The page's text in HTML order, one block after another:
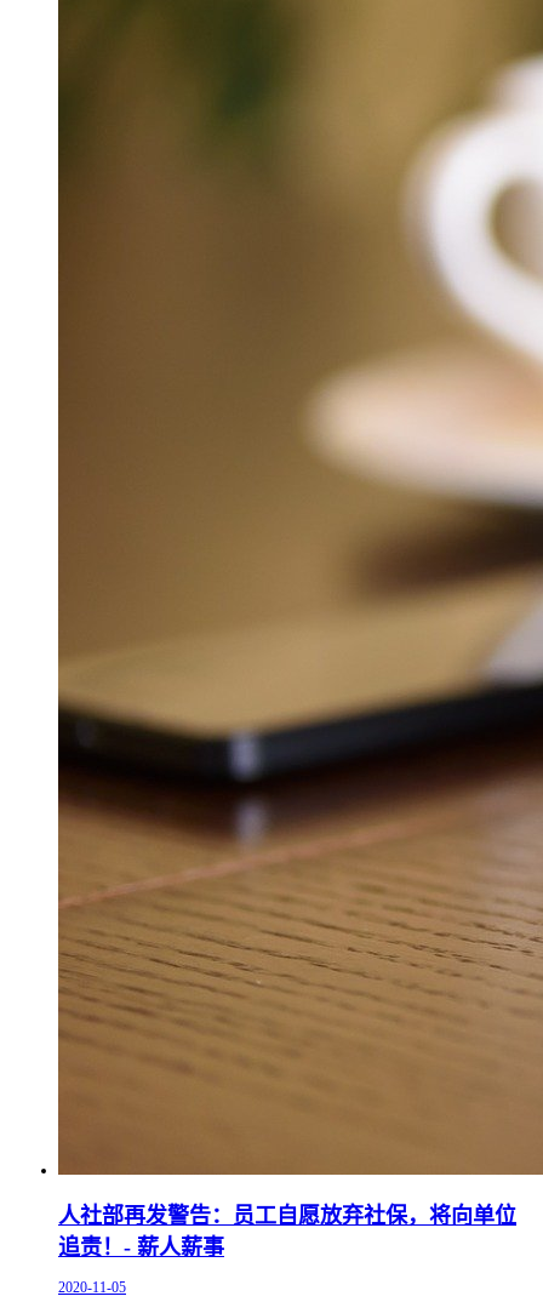
人社部再发警告：员工自愿放弃社保，将向单位
追责！- 薪人薪事
2020-11-05